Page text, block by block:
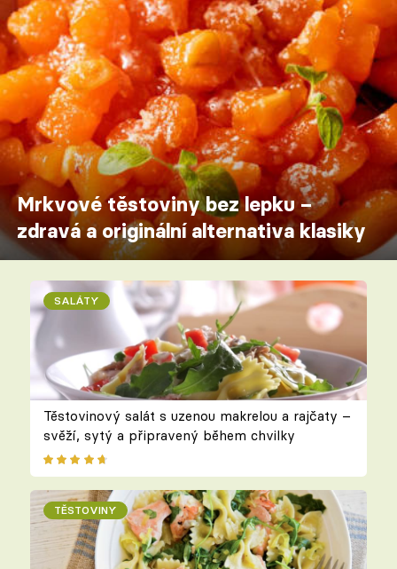
Mrkvové těstoviny bez lepku –
zdravá a originální alternativa klasiky
SALÁTY
Těstovinový salát s uzenou makrelou a rajčaty –
svěží, sytý a připravený během chvilky
TĚSTOVINY